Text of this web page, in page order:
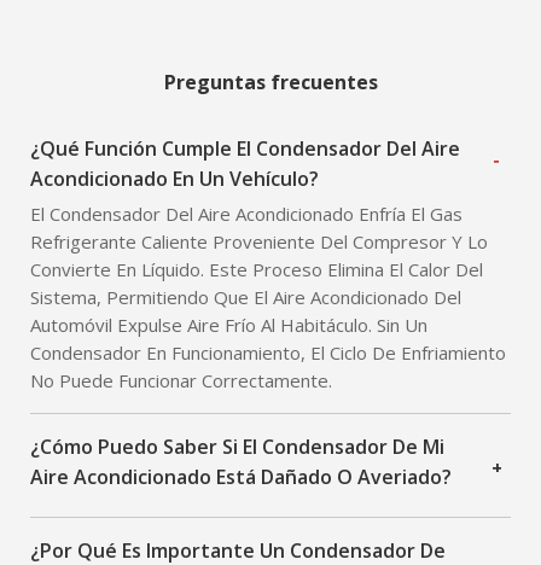
Preguntas frecuentes
¿Qué Función Cumple El Condensador Del Aire
Acondicionado En Un Vehículo?
-
El Condensador Del Aire Acondicionado Enfría El Gas
Refrigerante Caliente Proveniente Del Compresor Y Lo
Convierte En Líquido. Este Proceso Elimina El Calor Del
Sistema, Permitiendo Que El Aire Acondicionado Del
Automóvil Expulse Aire Frío Al Habitáculo. Sin Un
Condensador En Funcionamiento, El Ciclo De Enfriamiento
No Puede Funcionar Correctamente.
¿Cómo Puedo Saber Si El Condensador De Mi
Aire Acondicionado Está Dañado O Averiado?
+
¿Por Qué Es Importante Un Condensador De